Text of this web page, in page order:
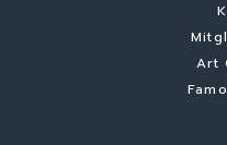
Art